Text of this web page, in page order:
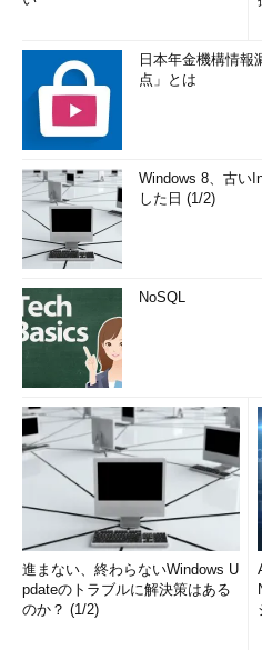
日本年金機構情報
点」とは
Windows 8、古い
した日 (1/2)
NoSQL
進まない、終わらないWindows U
pdateのトラブルに解決策はある
のか？ (1/2)